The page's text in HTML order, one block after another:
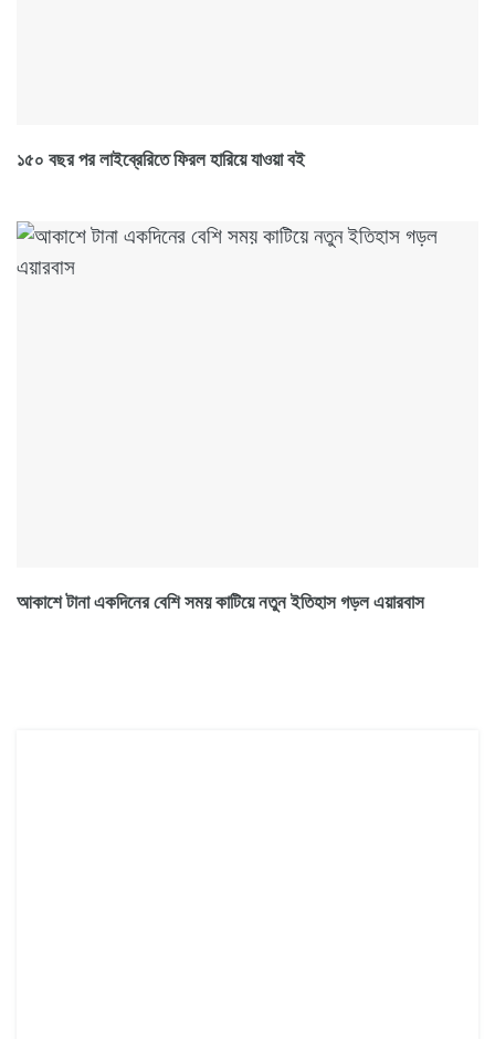
১৫০ বছর পর লাইব্রেরিতে ফিরল হারিয়ে যাওয়া বই
আকাশে টানা একদিনের বেশি সময় কাটিয়ে নতুন ইতিহাস গড়ল এয়ারবাস